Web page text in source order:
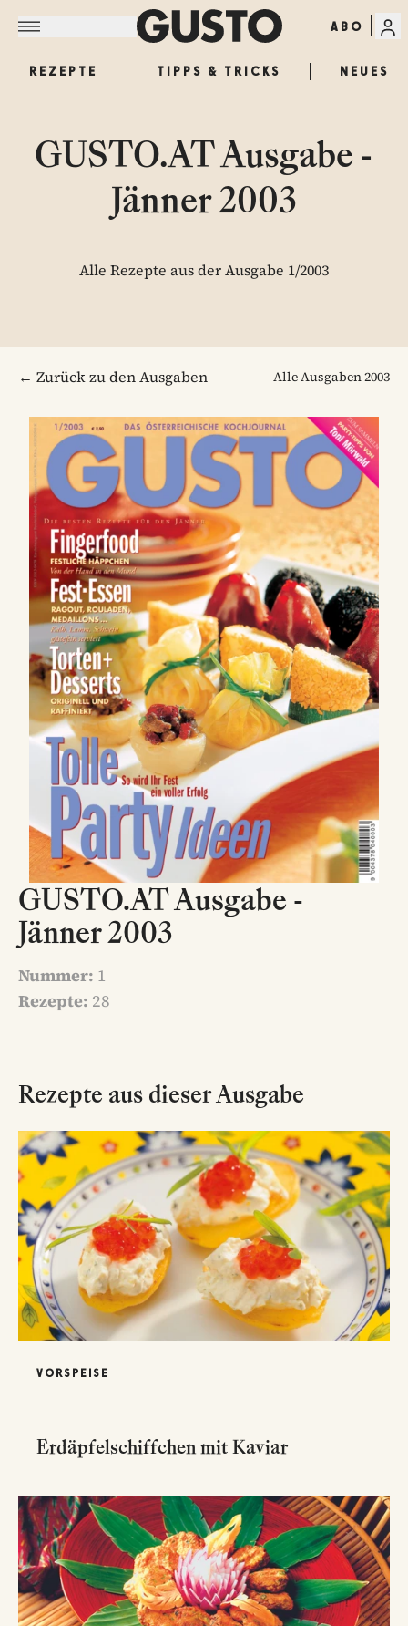
ABO
REZEPTE TIPPS & TRICKS NEUES
GUSTO.AT Ausgabe -
Jänner 2003
Alle Rezepte aus der Ausgabe 1/2003
← Zurück zu den Ausgaben Alle Ausgaben2003
GUSTO.AT Ausgabe -
Jänner 2003
Nummer: 1
Rezepte: 28
Rezepte aus dieser Ausgabe
VORSPEISE
Erdäpfelschiffchen mit Kaviar